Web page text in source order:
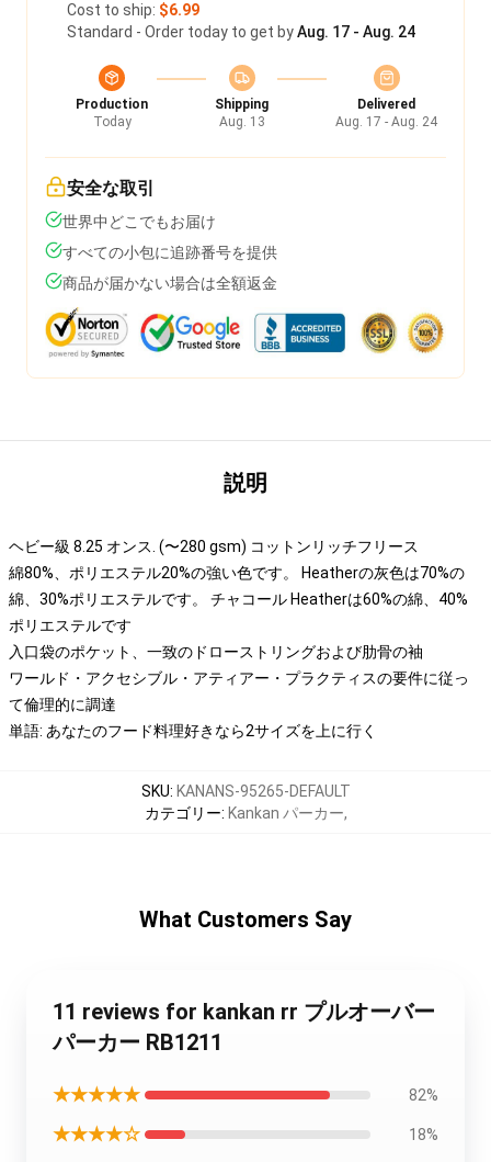
Cost to ship: $6.99
Standard - Order today to get byAug. 17 - Aug. 24
Production
Today
Shipping
Aug. 13
Delivered
Aug. 17 - Aug. 24
安全な取引
世界中どこでもお届け
すべての小包に追跡番号を提供
商品が届かない場合は全額返金
説明
ヘビー級 8.25 オンス. (〜280 gsm) コットンリッチフリース
綿80%、ポリエステル20%の強い色です。 Heatherの灰色は70%の
綿、30%ポリエステルです。 チャコール Heatherは60%の綿、40%
ポリエステルです
入口袋のポケット、一致のドローストリングおよび肋骨の袖
ワールド・アクセシブル・アティアー・プラクティスの要件に従っ
て倫理的に調達
単語: あなたのフード料理好きなら2サイズを上に行く
SKU: KANANS-95265-DEFAULT
カテゴリー: Kankan パーカー,
What Customers Say
11 reviews for kankan rr プルオーバー
パーカー RB1211
★★★★★ 82%
★★★★☆ 18%